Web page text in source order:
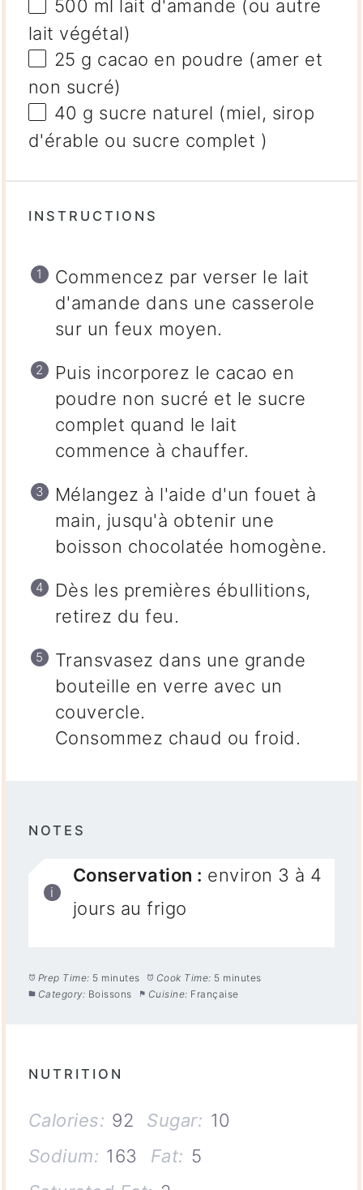
500 ml lait d'amande (ou autre
lait végétal)
25 g cacao en poudre (amer et
non sucré)
40 g sucre naturel (miel, sirop
d'érable ou sucre complet )
INSTRUCTIONS
Commencez par verser le lait
d'amande dans une casserole
sur un feux moyen.
Puis incorporez le cacao en
poudre non sucré et le sucre
complet quand le lait
commence à chauffer.
Mélangez à l'aide d'un fouet à
main, jusqu'à obtenir une
boisson chocolatée homogène.
Dès les premières ébullitions,
retirez du feu.
Transvasez dans une grande
bouteille en verre avec un
couvercle.
Consommez chaud ou froid.
NOTES
Conservation : environ 3 à 4
jours au frigo
Prep Time: 5 minutes Cook Time: 5 minutes
Category: Boissons Cuisine: Française
NUTRITION
Calories: 92 Sugar: 10
Sodium: 163 Fat: 5